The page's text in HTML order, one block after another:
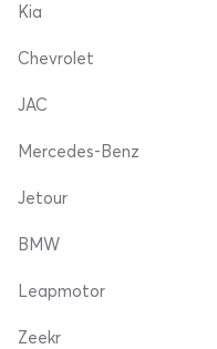
Kia
Chevrolet
JAC
Mercedes-Benz
Jetour
BMW
Leapmotor
Zeekr